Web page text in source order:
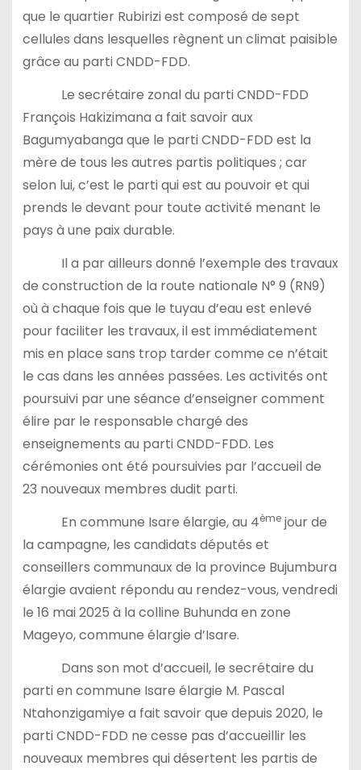
que le quartier Rubirizi est composé de sept
cellules dans lesquelles règnent un climat paisible
grâce au parti CNDD-FDD.
Le secrétaire zonal du parti CNDD-FDD
François Hakizimana a fait savoir aux
Bagumyabanga que le parti CNDD-FDD est la
mère de tous les autres partis politiques ; car
selon lui, c’est le parti qui est au pouvoir et qui
prends le devant pour toute activité menant le
pays à une paix durable.
Il a par ailleurs donné l’exemple des travaux
de construction de la route nationale N° 9 (RN9)
où à chaque fois que le tuyau d’eau est enlevé
pour faciliter les travaux, il est immédiatement
mis en place sans trop tarder comme ce n’était
le cas dans les années passées. Les activités ont
poursuivi par une séance d’enseigner comment
élire par le responsable chargé des
enseignements au parti CNDD-FDD. Les
cérémonies ont été poursuivies par l’accueil de
23 nouveaux membres dudit parti.
En commune Isare élargie, au 4èmejour de
la campagne, les candidats députés et
conseillers communaux de la province Bujumbura
élargie avaient répondu au rendez-vous, vendredi
le 16 mai 2025 à la colline Buhunda en zone
Mageyo, commune élargie d’Isare.
Dans son mot d’accueil, le secrétaire du
parti en commune Isare élargie M. Pascal
Ntahonzigamiye a fait savoir que depuis 2020, le
parti CNDD-FDD ne cesse pas d’accueillir les
nouveaux membres qui désertent les partis de